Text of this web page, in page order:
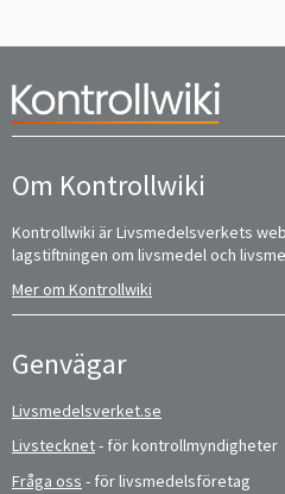
Om Kontrollwiki
Kontrollwiki är Livsmedelsverkets
lagstiftningen om livsmedel och
Mer om Kontrollwiki
Genvägar
Livsmedelsverket.se
Livstecknet- för kontrollmyndigheter
Fråga oss - för livsmedelsföretag